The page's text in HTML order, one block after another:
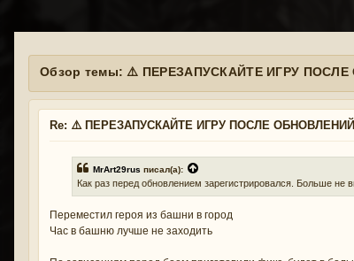
Обзор темы: ⚠️ ПЕРЕЗАПУСКАЙТЕ ИГРУ
Re: ⚠️ ПЕРЕЗАПУСКАЙТЕ ИГРУ ПОСЛЕ
MrArt29rus писал(а):
Как раз перед обновлением зарегистрировался. Больше не
Переместил героя из башни в город
Час в башню лучше не заходить